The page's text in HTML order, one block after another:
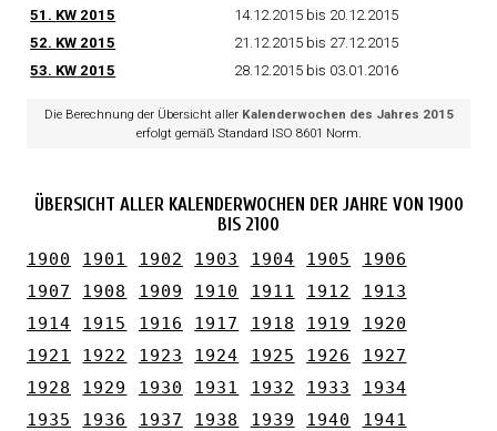
51. KW 2015
14.12.2015 bis 20.12.2015
52. KW 2015
21.12.2015 bis 27.12.2015
53. KW 2015 28.12.2015 bis 03.01.2016
Die Berechnung der Übersicht aller Kalenderwochen des Jahres 2015
erfolgt gemäß Standard ISO 8601 Norm.
ÜBERSICHT ALLER KALENDERWOCHEN DER JAHRE VON 1900
BIS 2100
1900 1901 1902 1903 1904 1905
1906
1907
1908 1909 1910 1911 1912
1913
1914
1915 1916 1917 1918 1919
1920
1921
1922 1923 1924 1925 1926
1927
1928
1929 1930 1931 1932 1933
1934
1935
1936 1937 1938 1939 1940
1941